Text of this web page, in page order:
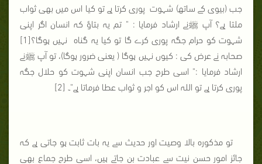
جب (بیوی کے ساتھ) شہوت پوری کرتا ہے تو کیا اس میں بھی ثواب
ملتا ہے؟ آپ ﷺنے ارشاد فرمایا : " تم یہ بتاؤ کہ انسان اگر اپنی
شہوت کو حرام جگہ پوری کرے گا تو کیا یہ گناہ نہیں ہوگا؟[1]
صحابہ نے عرض کی : کیوں نہیں ہوگا ( یعنی ضرور ہوگا)، تو آپ ﷺنے
ارشاد فرمایا :" اسی طرح جب انسان اپنی شہوت کو حلال جگہ
پوری کرتا ہے تو اللہ اس کو اجر و ثواب عطا فرماتا ہے"۔ [2]
تو مذکورہ بالا وصیت اور حدیث سے یہ بات ثابت ہو جاتی ہے کہ
جائز امور حسن نیت سے عبادت بن جاتے ہیں، اسی طرح جماع بھی